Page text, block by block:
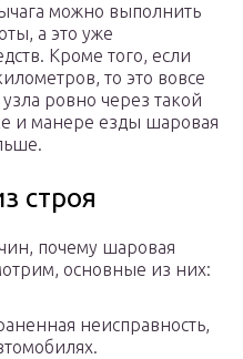
можно выполнить
а это уже
Кроме того, если
то это вовсе
ровно через такой
и манере езды шаровая
строя
почему шаровая
основные из них:
неисправность,